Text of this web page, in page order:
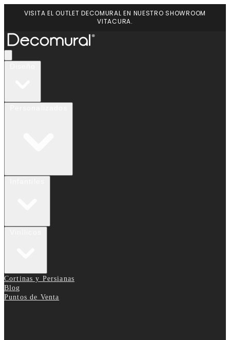
VISITA EL OUTLET DECOMURAL EN NUESTRO SHOWROOM
VITACURA.
Cortinas y Persianas
Blog
Puntos de Venta